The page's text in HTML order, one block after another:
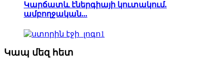
Կարճատև էներգիայի կուտակում.
ամբողջական...
Կապ մեզ հետ